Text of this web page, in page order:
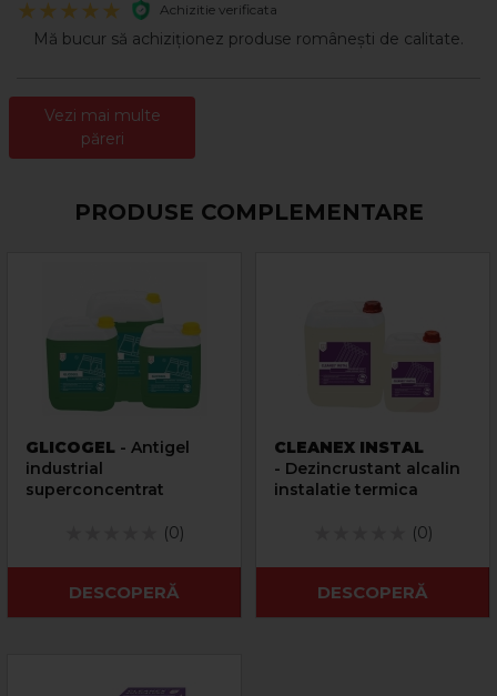
Achizitie verificata
Mă bucur să achiziționez produse românești de calitate.
Vezi mai multe
păreri
PRODUSE COMPLEMENTARE
GLICOGEL - Antigel
industrial
superconcentrat
(0)
DESCOPERĂ
CLEANEX INSTAL
- Dezincrustant alcalin
instalatie termica
(0)
DESCOPERĂ